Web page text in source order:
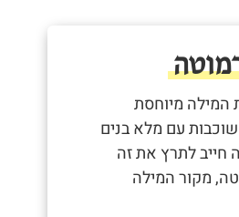
המילה מיוחסת
עם מלא בנים
חייב לתרץ את זה
מקור המילה